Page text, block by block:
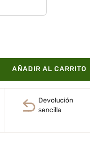
AÑADIR AL CARRITO
Devolución
sencilla